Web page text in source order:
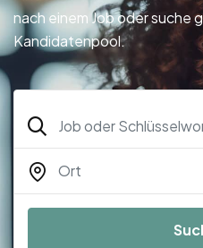
nach einem Job oder suche
Kandidatenpool.